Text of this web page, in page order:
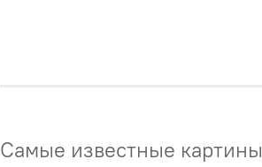
Самые известные картины